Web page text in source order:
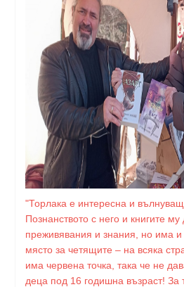
"Торлака е интересна и
Познанството с него и книгите
преживявания и знания, но има
място за четящите – на всяка
има червена точка, така че не
деца под 16 годишна възраст! За